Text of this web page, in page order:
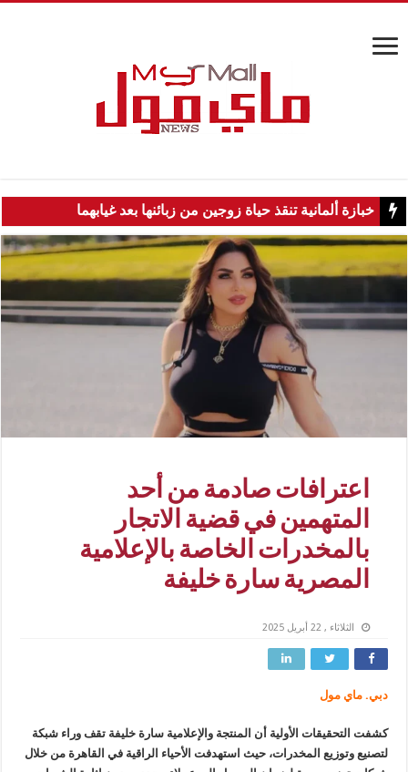
خبازة ألمانية تنقذ حياة زوجين من زبائنها بعد غيابهما
اعترافات صادمة من أحد
المتهمين في قضية الاتجار
بالمخدرات الخاصة بالإعلامية
المصرية سارة خليفة
الثلاثاء , 22 أبريل 2025
دبي. ماي مول
كشفت التحقيقات الأولية أن المنتجة والإعلامية سارة خليفة تقف وراء شبكة
لتصنيع وتوزيع المخدرات، حيث استهدفت الأحياء الراقية في القاهرة من خلال